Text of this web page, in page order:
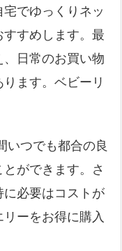
でゆっくりネッ
すすめします。最
日常のお買い物
ます。ベビーリ
いつでも都合の良
ができます。さ
に必要はコストが
ーをお得に購入